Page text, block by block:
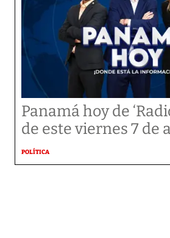
Panamá hoy de
de este viernes 7 de
POLÍTICA